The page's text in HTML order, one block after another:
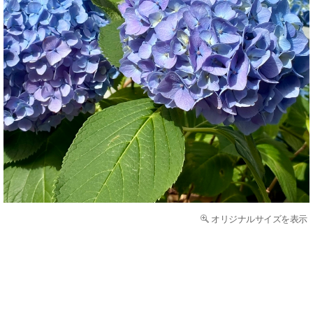
オリジナルサイズを表示